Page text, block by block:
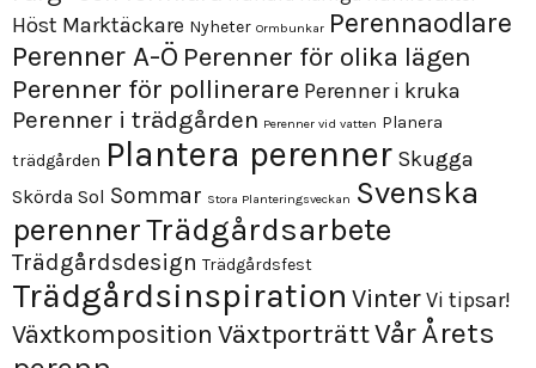
Höst Marktäckare Nyheter Ormbunkar Perennaodlare
Perenner A-Ö Perenner för olika lägen
Perenner för pollinerare Perenner i kruka
Perenner i trädgården Perenner vid vatten Planera
trädgården Plantera perenner Skugga
Skörda Sol Sommar Stora Planteringsveckan Svenska
perennerTrädgårdsarbete
Trädgårdsdesign Trädgårdsfest
Trädgårdsinspiration VinterVi tipsar!
Växtkomposition VäxtporträttVårÅrets